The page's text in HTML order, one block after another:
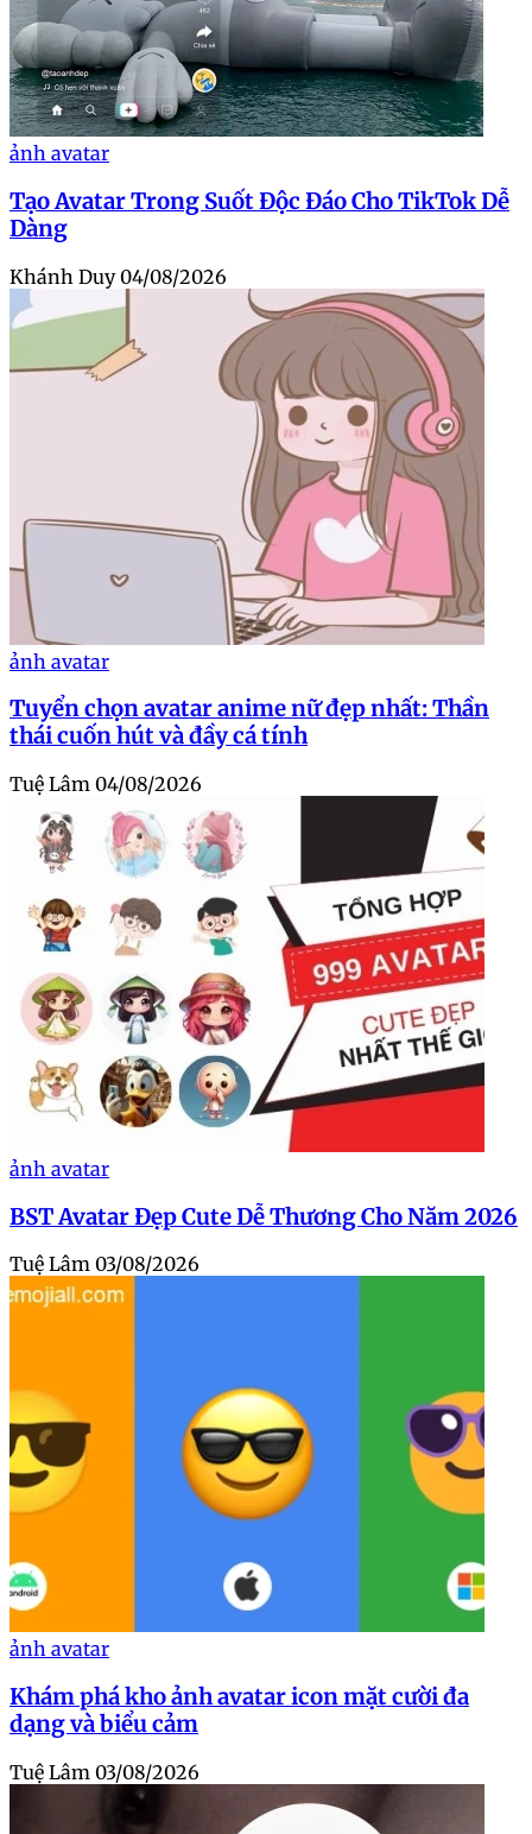
ảnh avatar
Tạo Avatar Trong Suốt Độc Đáo Cho TikTok Dễ
Dàng
Khánh Duy 04/08/2026
ảnh avatar
Tuyển chọn avatar anime nữ đẹp nhất: Thần
thái cuốn hút và đầy cá tính
Tuệ Lâm 04/08/2026
ảnh avatar
BST Avatar Đẹp Cute Dễ Thương Cho Năm 2026
Tuệ Lâm 03/08/2026
ảnh avatar
Khám phá kho ảnh avatar icon mặt cười đa
dạng và biểu cảm
Tuệ Lâm 03/08/2026